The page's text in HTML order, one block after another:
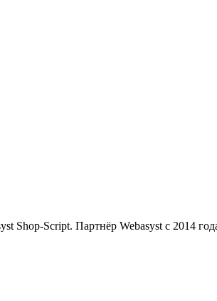
Shop-Script. Партнёр Webasyst с 2014